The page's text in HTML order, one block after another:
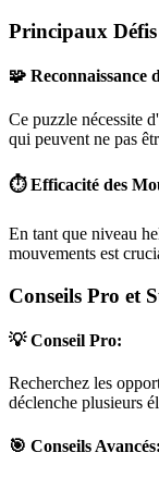
Principaux Défis
🧩 Reconnaissance
Ce puzzle nécessite
qui peuvent ne pas
⏱️ Efficacité des
En tant que niveau
mouvements est
Conseils Pro et
💡 Conseil Pro:
Recherchez les
déclenche plusieurs
🎯 Conseils Avancés: